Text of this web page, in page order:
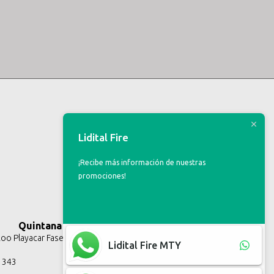
Quintana Roo
Playacar Fase II, Solidaridad Q.R.
Lidital Fire
¡Recibe más información de nuestras
promociones!
Lidital Fire MTY